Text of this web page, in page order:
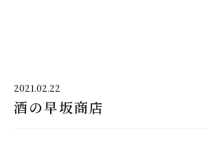
千代酒造トップ
2021.02.22
酒の早坂商店